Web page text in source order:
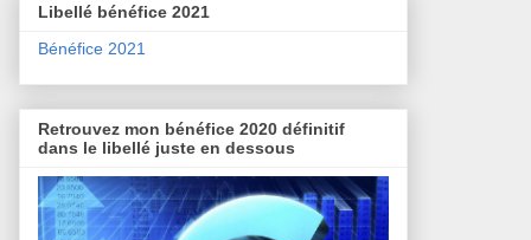
Libellé bénéfice 2021
Bénéfice 2021
Retrouvez mon bénéfice 2020 définitif
dans le libellé juste en dessous